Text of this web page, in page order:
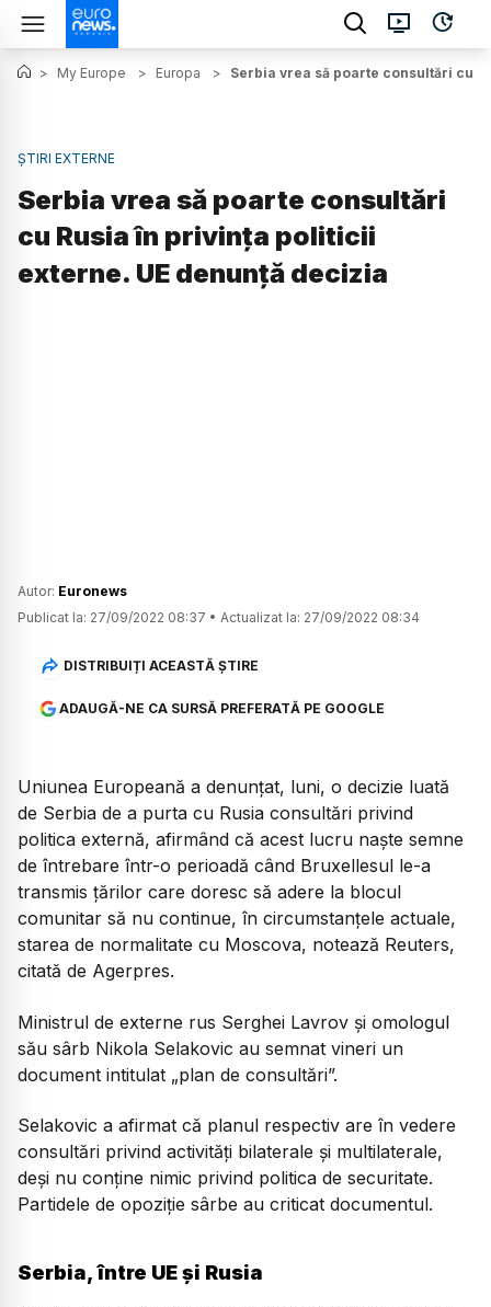
> My Europe > Europa > Serbia vrea să poarte consultări cu
ȘTIRI EXTERNE
Serbia vrea să poarte consultări
cu Rusia în privința politicii
externe. UE denunță decizia
Autor: Euronews
Publicat la: 27/09/2022 08:37 • Actualizat la: 27/09/2022 08:34
DISTRIBUIȚI ACEASTĂ ȘTIRE
ADAUGĂ-NE CA SURSĂ PREFERATĂ PE GOOGLE
Uniunea Europeană a denunţat, luni, o decizie luată
de Serbia de a purta cu Rusia consultări privind
politica externă, afirmând că acest lucru naşte semne
de întrebare într-o perioadă când Bruxellesul le-a
transmis ţărilor care doresc să adere la blocul
comunitar să nu continue, în circumstanţele actuale,
starea de normalitate cu Moscova, notează Reuters,
citată de Agerpres.
Ministrul de externe rus Serghei Lavrov şi omologul
său sârb Nikola Selakovic au semnat vineri un
document intitulat „plan de consultări”.
Selakovic a afirmat că planul respectiv are în vedere
consultări privind activităţi bilaterale şi multilaterale,
deşi nu conţine nimic privind politica de securitate.
Partidele de opoziţie sârbe au criticat documentul.
Serbia, între UE și Rusia